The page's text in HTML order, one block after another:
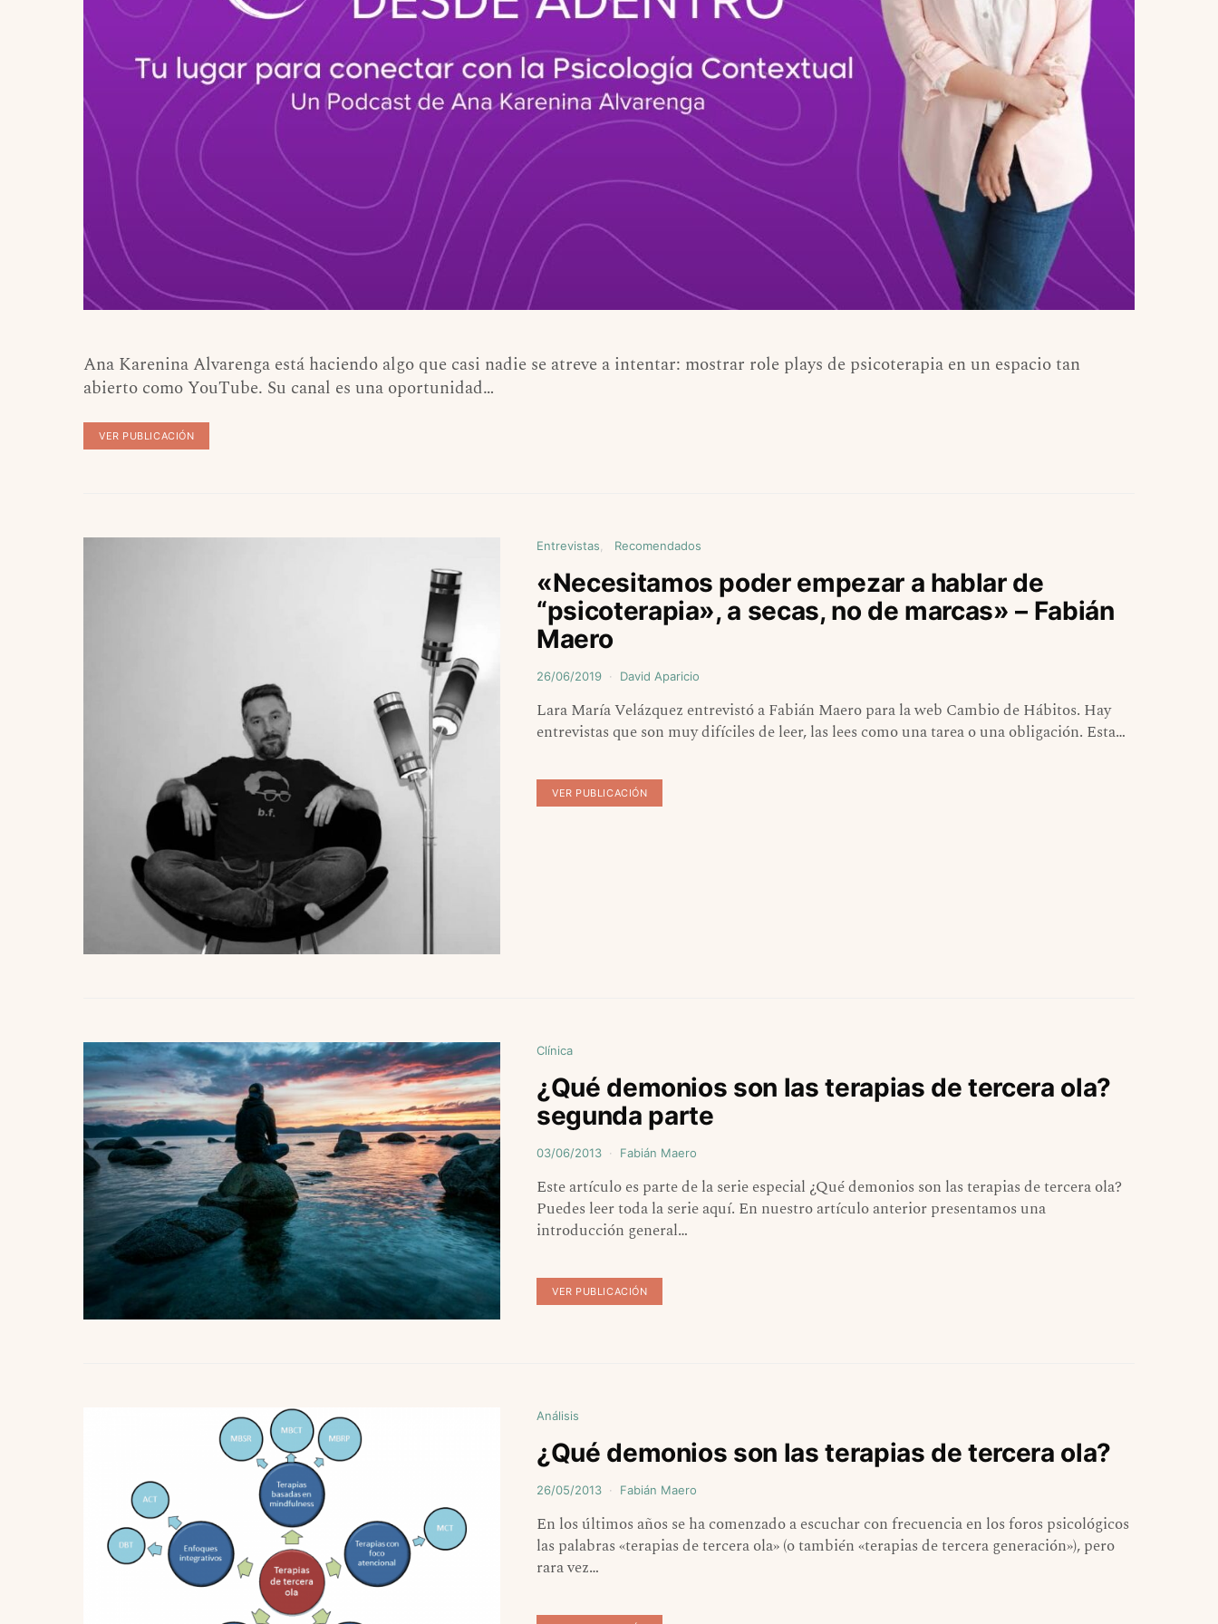
Ana Karenina Alvarenga está haciendo algo que casi nadie se atreve a intentar: mostrar role plays de psicoterapia en un espacio tan
abierto como YouTube. Su canal es una oportunidad…
VER PUBLICACIÓN
Entrevistas Recomendados
«Necesitamos poder empezar a hablar de
“psicoterapia», a secas, no de marcas» – Fabián
Maero
26/06/2019 David Aparicio
Lara María Velázquez entrevistó a Fabián Maero para la web Cambio de Hábitos. Hay
entrevistas que son muy difíciles de leer, las lees como una tarea o una obligación. Esta…
VER PUBLICACIÓN
Clínica
¿Qué demonios son las terapias de tercera ola?
segunda parte
03/06/2013 Fabián Maero
Este artículo es parte de la serie especial ¿Qué demonios son las terapias de tercera ola?
Puedes leer toda la serie aquí. En nuestro artículo anterior presentamos una
introducción general…
VER PUBLICACIÓN
Análisis
¿Qué demonios son las terapias de tercera ola?
26/05/2013 Fabián Maero
En los últimos años se ha comenzado a escuchar con frecuencia en los foros psicológicos
las palabras «terapias de tercera ola» (o también «terapias de tercera generación»), pero
rara vez…